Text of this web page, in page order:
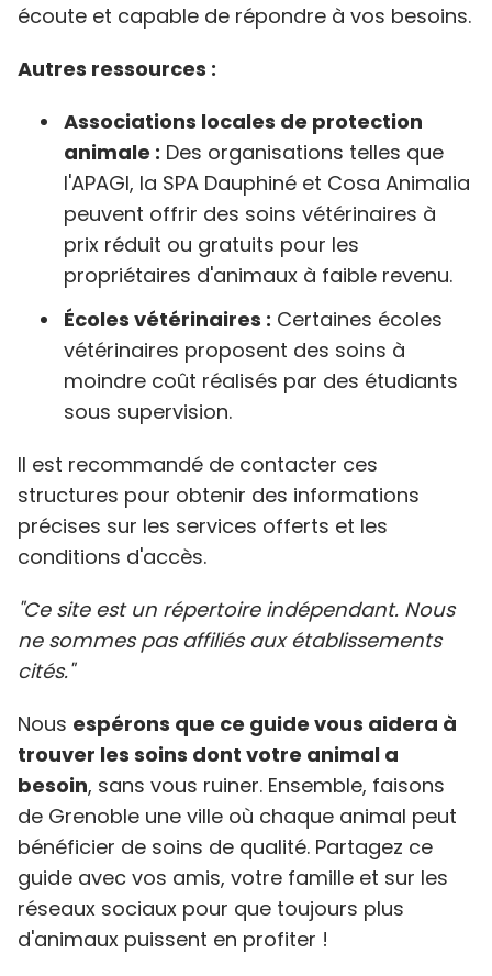
écoute et capable de répondre à vos besoins.
Autres ressources :
Associations locales de protection
animale : Des organisations telles que
l'APAGI, la SPA Dauphiné et Cosa Animalia
peuvent offrir des soins vétérinaires à
prix réduit ou gratuits pour les
propriétaires d'animaux à faible revenu.
Écoles vétérinaires : Certaines écoles
vétérinaires proposent des soins à
moindre coût réalisés par des étudiants
sous supervision.
Il est recommandé de contacter ces
structures pour obtenir des informations
précises sur les services offerts et les
conditions d'accès.
"Ce site est un répertoire indépendant. Nous
ne sommes pas affiliés aux établissements
cités."
Nous espérons que ce guide vous aidera à
trouver les soins dont votre animal a
besoin, sans vous ruiner. Ensemble, faisons
de Grenoble une ville où chaque animal peut
bénéficier de soins de qualité. Partagez ce
guide avec vos amis, votre famille et sur les
réseaux sociaux pour que toujours plus
d'animaux puissent en profiter !